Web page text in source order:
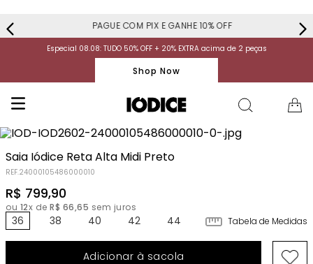
PAGUE COM PIX E GANHE 10% OFF
Especial 08.08: TUDO 50% OFF + 20% EXTRA acima de 2 peças
Shop Now
Saia Iódice Reta Alta Midi Preto
REF.24000105486000010
R$ 799,90
ou 12x de R$ 66,65 sem juros
36 38 40 42 44 Tabela de Medidas
Adicionar à sacola